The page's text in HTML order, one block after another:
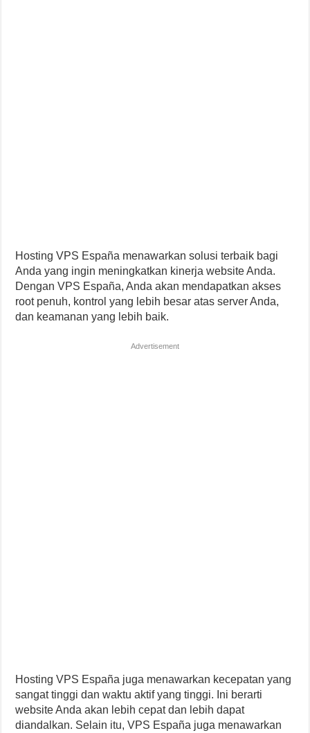
Hosting VPS España menawarkan solusi terbaik bagi
Anda yang ingin meningkatkan kinerja website Anda.
Dengan VPS España, Anda akan mendapatkan akses
root penuh, kontrol yang lebih besar atas server Anda,
dan keamanan yang lebih baik.
Advertisement
Hosting VPS España juga menawarkan kecepatan yang
sangat tinggi dan waktu aktif yang tinggi. Ini berarti
website Anda akan lebih cepat dan lebih dapat
diandalkan. Selain itu, VPS España juga menawarkan